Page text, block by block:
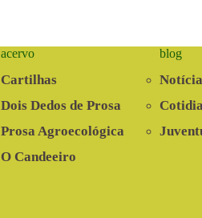
acervo
Cartilhas
Dois Dedos de Prosa
Prosa Agroecológica
O Candeeiro
blog